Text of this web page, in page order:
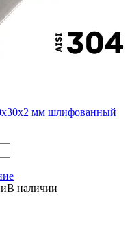
мм шлифованный
В наличии